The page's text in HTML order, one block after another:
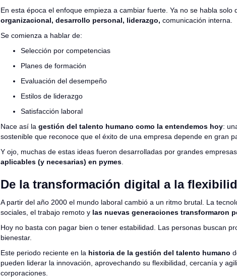
En esta época el enfoque empieza a cambiar fuerte. Ya no se habla solo
organizacional, desarrollo personal, liderazgo, comunicación interna.
Se comienza a hablar de:
Selección por competencias
Planes de formación
Evaluación del desempeño
Estilos de liderazgo
Satisfacción laboral
Nace así la gestión del talento humano como la entendemos hoy:
sostenible que reconoce que el éxito de una empresa depende en gran
Y ojo, muchas de estas ideas fueron desarrolladas por grandes
aplicables (y necesarias) en pymes
De la transformación digital a la
A partir del año 2000 el mundo laboral cambió a un ritmo brutal. La
sociales, el trabajo remoto y las nuevas generaciones transformaron
Hoy no basta con pagar bien o tener estabilidad. Las personas buscan
bienestar.
Este periodo reciente en la historia de la gestión del talento humano
pueden liderar la innovación, aprovechando su flexibilidad, cercanía y
corporaciones.